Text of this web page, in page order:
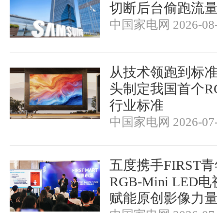
切断后台偷跑流
中国家电网 2026-
从技术领跑到标
头制定我国首个
行业标准
中国家电网 2026-
五度携手FIRST
RGB-Mini LED电
赋能原创影像力